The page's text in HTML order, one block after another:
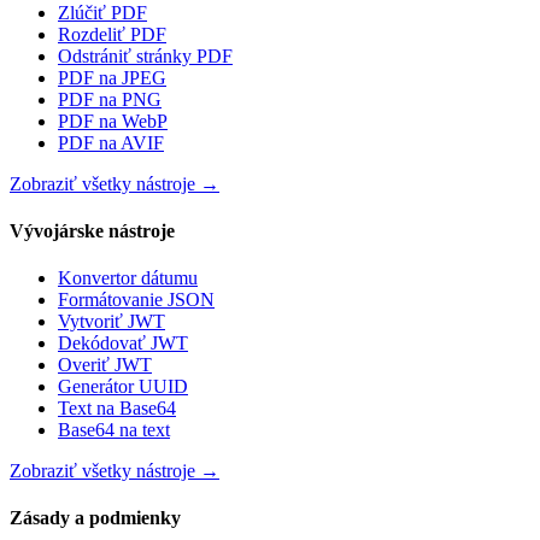
Zlúčiť PDF
Rozdeliť PDF
Odstrániť stránky PDF
PDF na JPEG
PDF na PNG
PDF na WebP
PDF na AVIF
Zobraziť všetky nástroje →
Vývojárske nástroje
Konvertor dátumu
Formátovanie JSON
Vytvoriť JWT
Dekódovať JWT
Overiť JWT
Generátor UUID
Text na Base64
Base64 na text
Zobraziť všetky nástroje →
Zásady a podmienky